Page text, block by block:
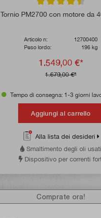
Valutazione media di
Tornio PM2700 con motore da
Articolo n:
12700400
Peso lordo:
196 kg
1.549,00 €*
1.679,00 €*
Tempo di consegna: 1-3 giorni
Aggiungi al carrello
Alla lista dei desideri
Smaltimento degli oli usati
Dispositivo per correnti
Comprate ora!